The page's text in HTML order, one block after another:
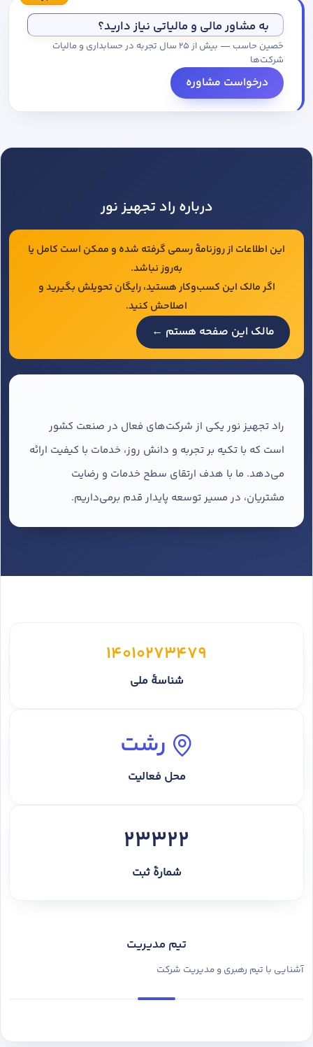
به مشاور مالی و مالیاتی نیاز دارید؟
حَصین حاسب — بیش از ۲۵ سال تجربه در حسابداری و مالیات
شرکت‌ها
درخواست مشاوره
درباره راد تجهیز نور
این اطلاعات از روزنامهٔ رسمی گرفته شده و ممکن است کامل یا
به‌روز نباشد.
اگر مالک این کسب‌وکار هستید، رایگان تحویلش بگیرید و
اصلاحش کنید.
مالک این صفحه هستم ←
راد تجهیز نور یکی از شرکت‌های فعال در صنعت کشور
است که با تکیه بر تجربه و دانش روز، خدمات با کیفیت ارائه
می‌دهد. ما با هدف ارتقای سطح خدمات و رضایت
مشتریان، در مسیر توسعه پایدار قدم برمی‌داریم.
14010273479
شناسهٔ ملی
رشت
محل فعالیت
23322
شمارهٔ ثبت
تیم مدیریت
آشنایی با تیم رهبری و مدیریت شرکت